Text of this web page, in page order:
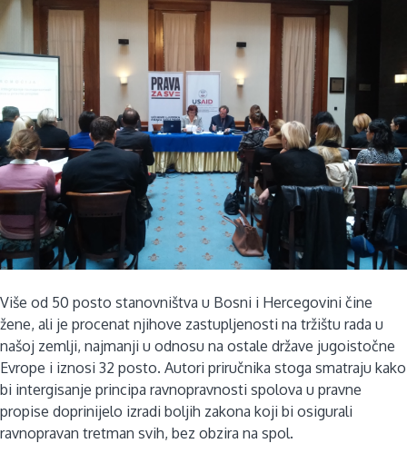
Više od 50 posto stanovništva u Bosni i Hercegovini čine
žene, ali je procenat njihove zastupljenosti na tržištu rada u
našoj zemlji, najmanji u odnosu na ostale države jugoistočne
Evrope i iznosi 32 posto. Autori priručnika stoga smatraju kako
bi intergisanje principa ravnopravnosti spolova u pravne
propise doprinijelo izradi boljih zakona koji bi osigurali
ravnopravan tretman svih, bez obzira na spol.